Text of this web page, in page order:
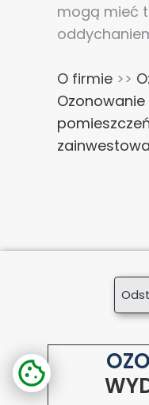
mogą mieć
O firmie >>